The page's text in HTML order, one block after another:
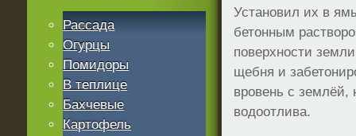
Установил их в
бетонным
поверхности
щебня и
вровень с землёй,
водоотлива.
Рассада
Огурцы
Помидоры
В теплице
Бахчевые
Картофель